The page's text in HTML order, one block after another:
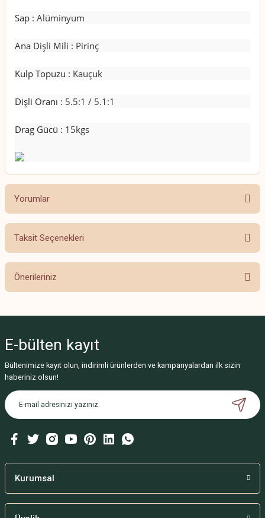
Sap : Alüminyum
Ana Dişli Mili : Pirinç
Kulp Topuzu : Kauçuk
Dişli Oranı : 5.5:1 / 5.1:1
Drag Gücü : 15kgs
Yorumlar
Bu ürüne ilk yorumu siz yapın!
Taksit Seçenekleri
Önerileriniz
Görüş ve önerileriniz için teşekkür ederiz.
Ürün resmi kalitesiz, bozuk veya görüntülenemiyor.
Ürün açıklamasında eksik bilgiler bulunuyor.
Ürün bilgilerinde hatalar bulunuyor.
Bu ürüne benzer farklı alternatifler olmalı.
E-bülten kayıt
Bültenimize kayıt olun, indirimli ürünlerden ve kampanyalardan ilk sizin
haberiniz olsun!
Kurumsal